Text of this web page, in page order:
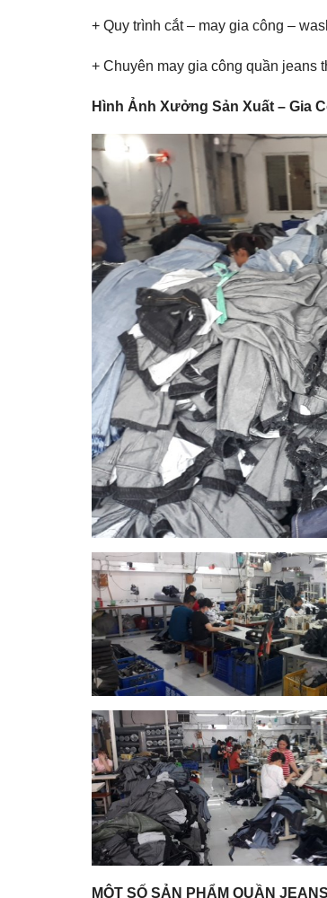
+ Quy trình cắt – may gia công –
+ Chuyên may gia công quần jeans
Hình Ảnh Xưởng Sản Xuất – Gia
MỘT SỐ SẢN PHẨM QUẦN